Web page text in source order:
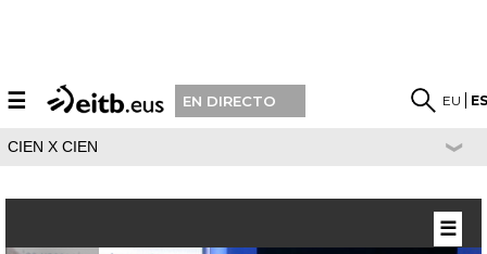
☰ EN DIRECTO EU
CIEN X CIEN
☰